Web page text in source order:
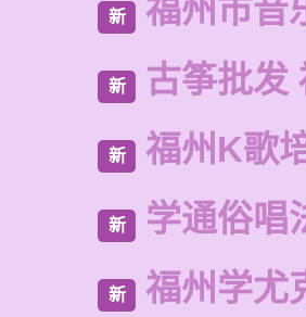
新 福州市音
新 古筝批发
新 福州K歌
新 学通俗唱
新 福州学尤